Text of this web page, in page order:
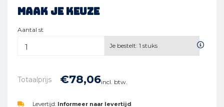
Maak je keuze
Aantal st
Je bestelt: 1 stuks
Totaalprijs €78,06incl. btw.
Levertijd: Informeer naar levertijd